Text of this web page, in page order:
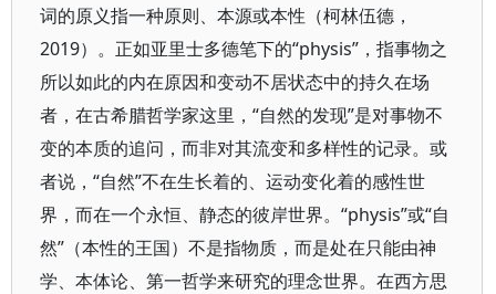
词的原义指一种原则、本源或本性（柯林伍德，
2019）。正如亚里士多德笔下的“physis”，指事物之
所以如此的内在原因和变动不居状态中的持久在场
者，在古希腊哲学家这里，“自然的发现”是对事物不
变的本质的追问，而非对其流变和多样性的记录。或
者说，“自然”不在生长着的、运动变化着的感性世
界，而在一个永恒、静态的彼岸世界。“physis”或“自
然”（本性的王国）不是指物质，而是处在只能由神
学、本体论、第一哲学来研究的理念世界。在西方思